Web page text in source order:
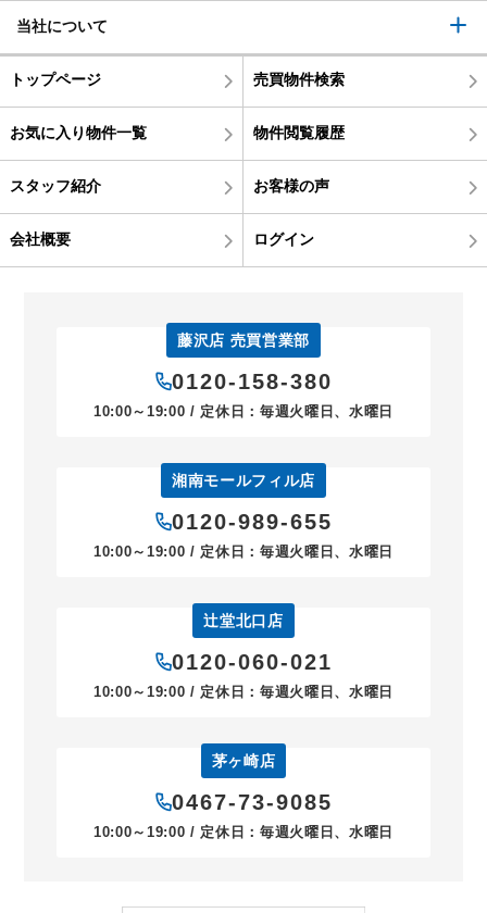
当社について
トップページ 売買物件検索
お気に入り物件一覧 物件閲覧履歴
スタッフ紹介 お客様の声
会社概要 ログイン
藤沢店 売買営業部
0120-158-380
10:00～19:00 / 定休日：毎週火曜日、水曜日
湘南モールフィル店
0120-989-655
10:00～19:00 / 定休日：毎週火曜日、水曜日
辻堂北口店
0120-060-021
10:00～19:00 / 定休日：毎週火曜日、水曜日
茅ヶ崎店
0467-73-9085
10:00～19:00 / 定休日：毎週火曜日、水曜日